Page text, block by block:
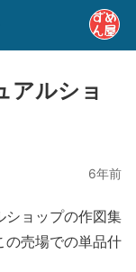
アルショ
6年前
ショップの作図集
の売場での単品什